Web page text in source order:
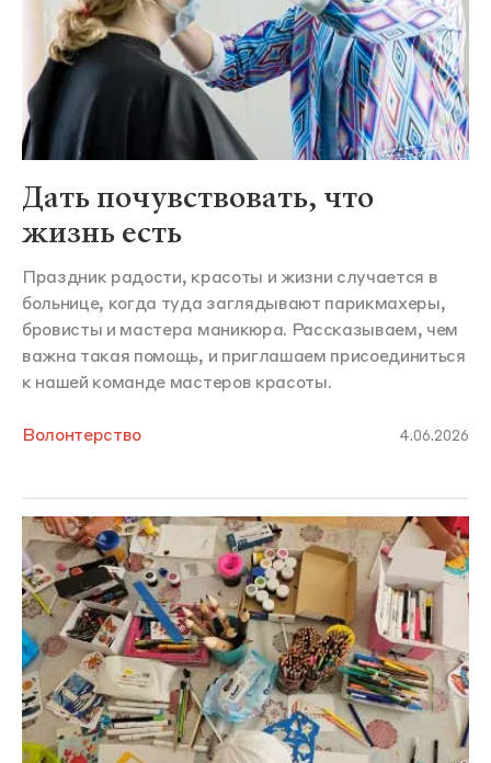
Дать почувствовать, что
жизнь есть
Праздник радости, красоты и жизни случается в
больнице, когда туда заглядывают парикмахеры,
бровисты и мастера маникюра. Рассказываем, чем
важна такая помощь, и приглашаем присоединиться
к нашей команде мастеров красоты.
Волонтерство 4.06.2026